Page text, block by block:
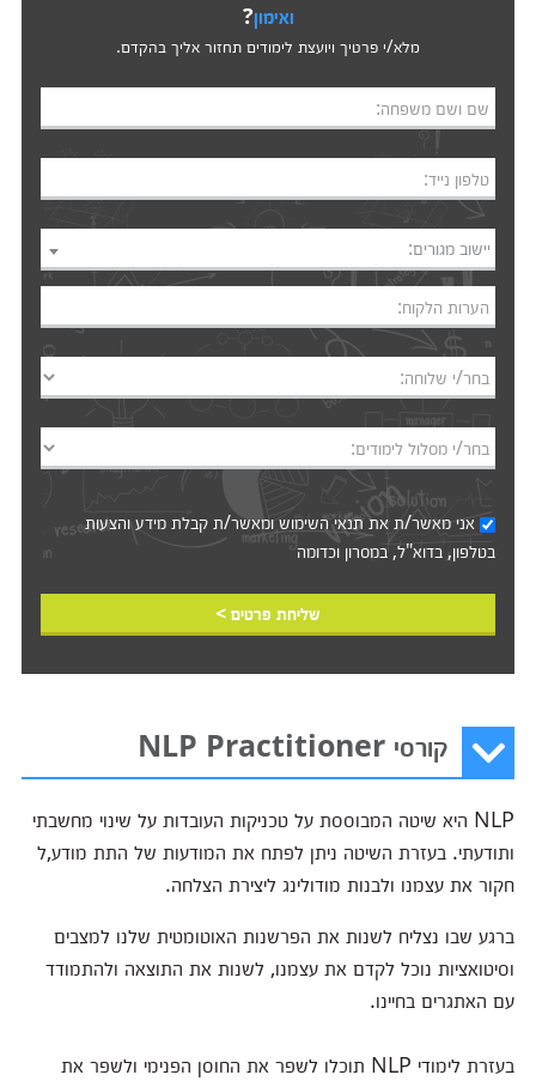
ואימון?
מלא/י פרטיך ויועצת לימודים תחזור אליך בהקדם.
שם ושם משפחה:
טלפון נייד:
יישוב מגורים:
הערות הלקוח:
בחר/י שלוחה:
בחר/י מסלול לימודים:
אני מאשר/ת אתתנאי השימושומאשר/ת קבלת מידע והצעות
בטלפון, בדוא"ל, במסרון וכדומה‎‎
שליחת פרטים >
קורסי NLP Practitioner
NLP היא שיטה המבוססת על טכניקות העובדות על שינוי מחשבתי
ותודעתי. בעזרת השיטה ניתן לפתח את המודעות של התת מודע,ל
חקור את עצמנו ולבנות מודולינג ליצירת הצלחה.
ברגע שבו נצליח לשנות את הפרשנות האוטומטית שלנו למצבים
וסיטואציות נוכל לקדם את עצמנו, לשנות את התוצאה ולהתמודד
עם האתגרים בחיינו.
בעזרת לימודי NLP תוכלו לשפר את החוסן הפנימי ולשפר את